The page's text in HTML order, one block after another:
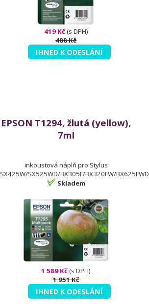
419 Kč(s DPH)
488 Kč
IHNED K ODESLÁNÍ
EPSON T1294, žlutá (yellow),
7ml
inkoustová náplň pro Stylus
SX425W/SX525WD/BX305F/BX320FW/BX625FWD
Skladem
1 589 Kč(s DPH)
1 951 Kč
IHNED K ODESLÁNÍ